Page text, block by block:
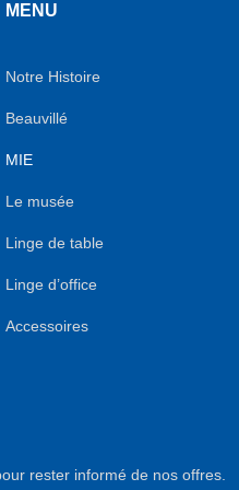
MENU
Notre Histoire
Beauvillé
MIE
Le musée
Linge de table
Linge d’office
Accessoires
rester informé de nos offres.